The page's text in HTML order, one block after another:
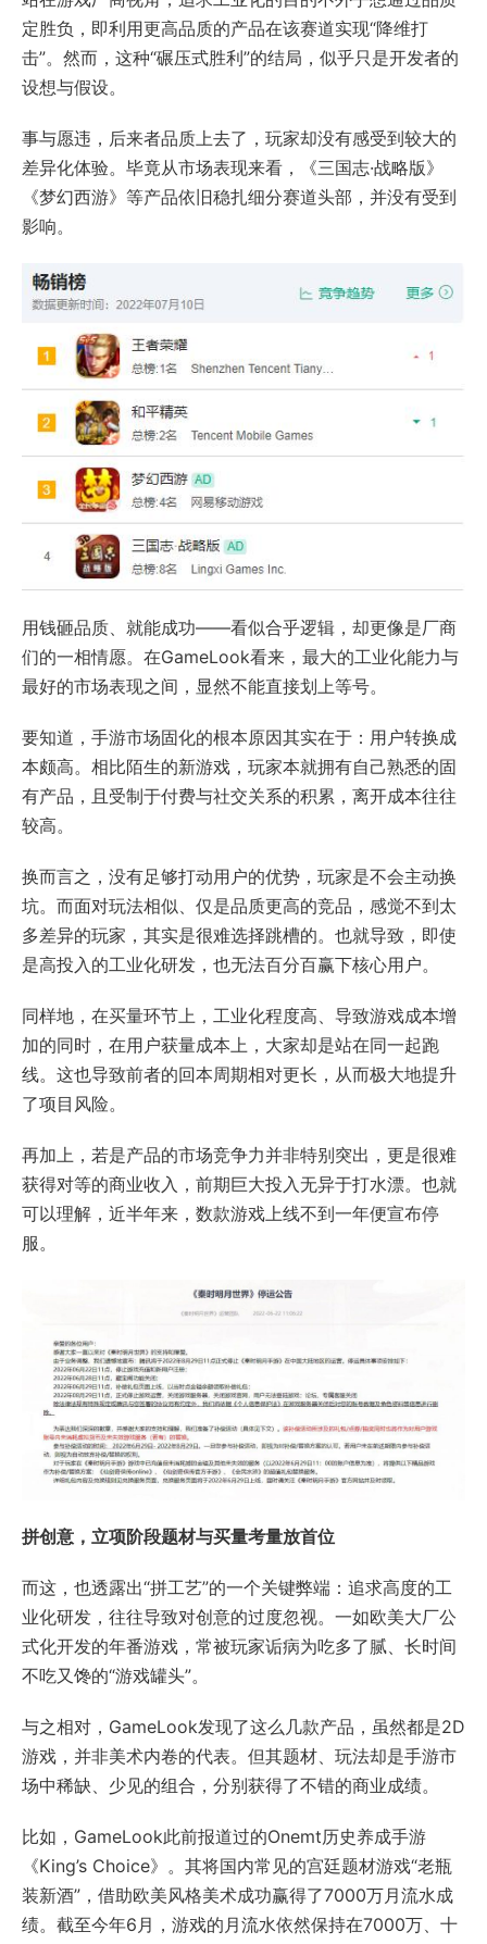
定胜负，即利用更高品质的产品在该赛道实现“降维打
击”。然而，这种“碾压式胜利”的结局，似乎只是开发者的
设想与假设。
事与愿违，后来者品质上去了，玩家却没有感受到较大的
差异化体验。毕竟从市场表现来看，《三国志·战略版》
《梦幻西游》等产品依旧稳扎细分赛道头部，并没有受到
影响。
用钱砸品质、就能成功——看似合乎逻辑，却更像是厂商
们的一相情愿。在GameLook看来，最大的工业化能力与
最好的市场表现之间，显然不能直接划上等号。
要知道，手游市场固化的根本原因其实在于：用户转换成
本颇高。相比陌生的新游戏，玩家本就拥有自己熟悉的固
有产品，且受制于付费与社交关系的积累，离开成本往往
较高。
换而言之，没有足够打动用户的优势，玩家是不会主动换
坑。而面对玩法相似、仅是品质更高的竞品，感觉不到太
多差异的玩家，其实是很难选择跳槽的。也就导致，即使
是高投入的工业化研发，也无法百分百赢下核心用户。
同样地，在买量环节上，工业化程度高、导致游戏成本增
加的同时，在用户获量成本上，大家却是站在同一起跑
线。这也导致前者的回本周期相对更长，从而极大地提升
了项目风险。
再加上，若是产品的市场竞争力并非特别突出，更是很难
获得对等的商业收入，前期巨大投入无异于打水漂。也就
可以理解，近半年来，数款游戏上线不到一年便宣布停
服。
拼创意，立项阶段题材与买量考量放首位
而这，也透露出“拼工艺”的一个关键弊端：追求高度的工
业化研发，往往导致对创意的过度忽视。一如欧美大厂公
式化开发的年番游戏，常被玩家诟病为吃多了腻、长时间
不吃又馋的“游戏罐头”。
与之相对，GameLook发现了这么几款产品，虽然都是2D
游戏，并非美术内卷的代表。但其题材、玩法却是手游市
场中稀缺、少见的组合，分别获得了不错的商业成绩。
比如，GameLook此前报道过的Onemt历史养成手游
《King’s Choice》。其将国内常见的宫廷题材游戏“老瓶
装新酒”，借助欧美风格美术成功赢得了7000万月流水成
绩。截至今年6月，游戏的月流水依然保持在7000万、十